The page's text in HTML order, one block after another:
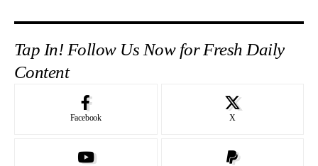
Tap In! Follow Us Now for Fresh Daily
Content
Facebook X